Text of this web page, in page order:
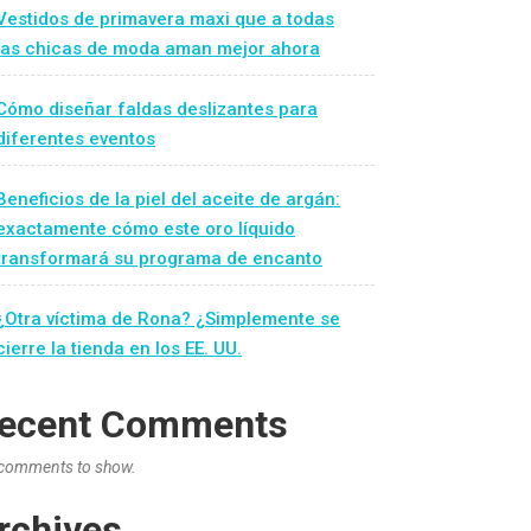
de primavera maxi que a todas
chicas de moda aman mejor ahora
diseñar faldas deslizantes para
eventos
de la piel del aceite de argán:
cómo este oro líquido
su programa de encanto
víctima de Rona? ¿Simplemente se
la tienda en los EE. UU.
Comments
to show.